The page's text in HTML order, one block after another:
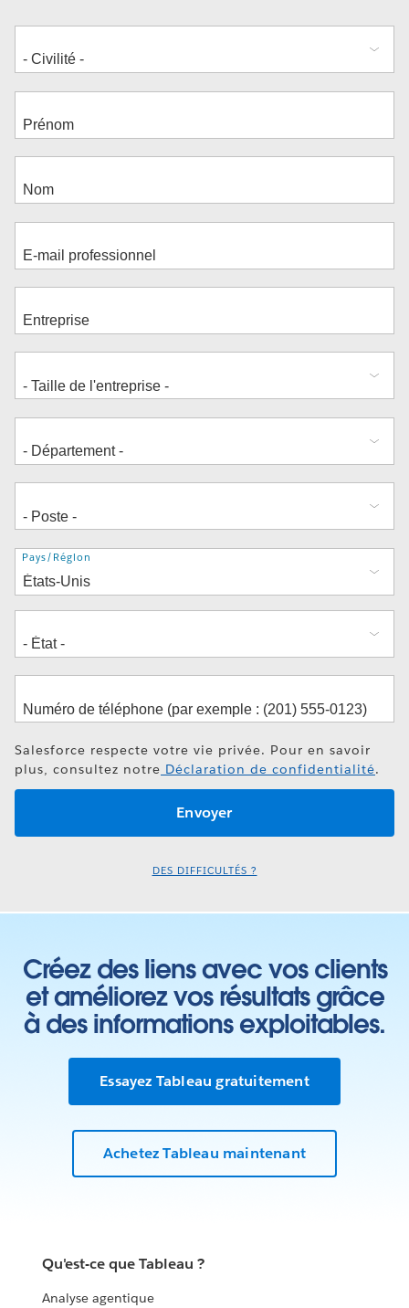
Adresse
Pays/Région
Salesforce respecte votre vie privée. Pour en savoir
plus, consultez notre Déclaration de confidentialité.
DES DIFFICULTÉS ?
Créez des liens avec vos clients
et améliorez vos résultats grâce
à des informations exploitables.
Essayez Tableau gratuitement
Achetez Tableau maintenant
Qu'est-ce que Tableau ?
Analyse agentique